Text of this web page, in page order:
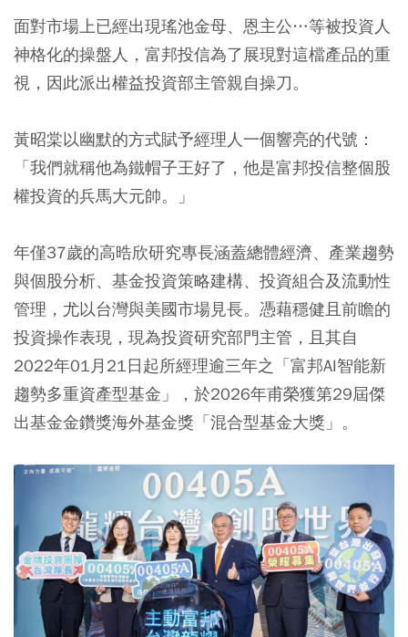
面對市場上已經出現瑤池金母、恩主公…等被投資人
神格化的操盤人，富邦投信為了展現對這檔產品的重
視，因此派出權益投資部主管親自操刀。
黃昭棠以幽默的方式賦予經理人一個響亮的代號：
「我們就稱他為鐵帽子王好了，他是富邦投信整個股
權投資的兵馬大元帥。」
年僅37歲的高晧欣研究專長涵蓋總體經濟、產業趨勢
與個股分析、基金投資策略建構、投資組合及流動性
管理，尤以台灣與美國市場見長。憑藉穩健且前瞻的
投資操作表現，現為投資研究部門主管，且其自
2022年01月21日起所經理逾三年之「富邦AI智能新
趨勢多重資產型基金」，於2026年甫榮獲第29屆傑
出基金金鑽獎海外基金獎「混合型基金大獎」。